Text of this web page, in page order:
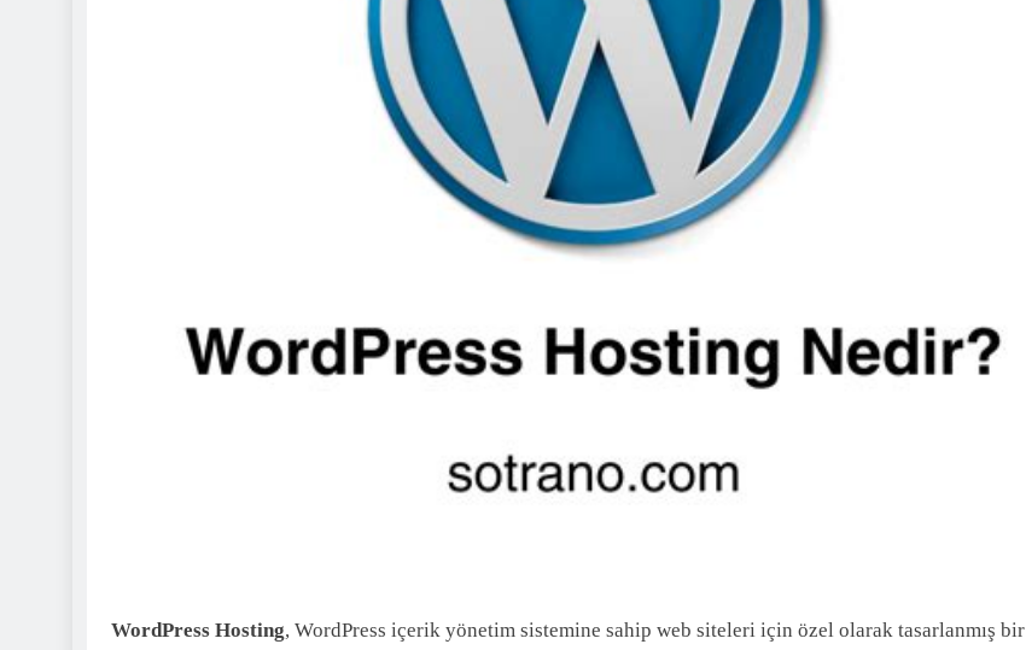
WordPress Hosting, WordPress içerik yönetim sistemine sahip web siteleri için özel olarak tasarlanmış bir